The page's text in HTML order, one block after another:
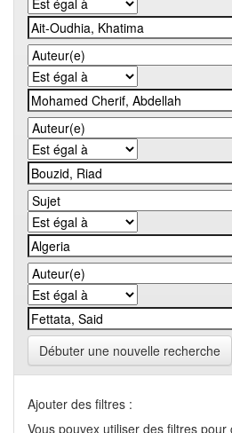
Débuter une nouvelle recherche
Ajouter des filtres :
Vous pouvex utiliser des filtres pour